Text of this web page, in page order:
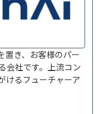
置き、お客様のパー
会社です。上流コン
けるフューチャーア